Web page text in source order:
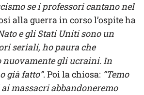
se i professori cantano nel
alla guerra in corso l’ospite ha
e gli Stati Uniti sono un
seriali, ho paura che
nuovamente gli ucraini. In
già fatto”. Poi la chiosa: “Temo
massacri abbandoneremo